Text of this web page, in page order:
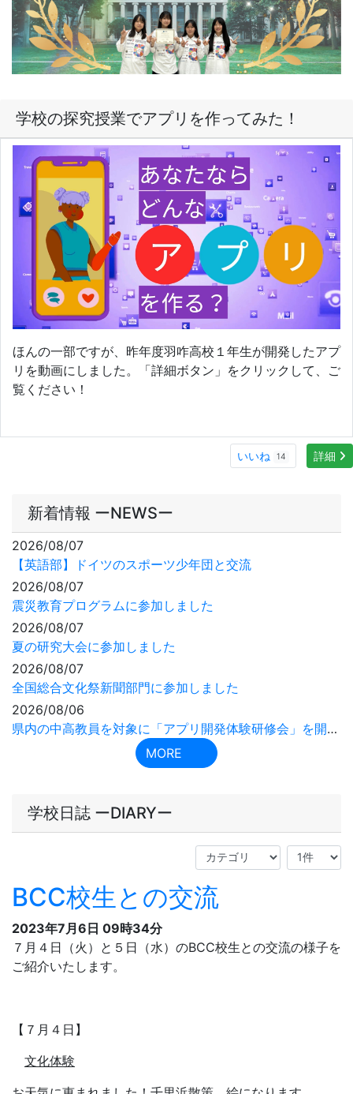
ほんの一部ですが、昨年度羽咋高校１年生が開発したアプ
リを動画にしました。「詳細ボタン」をクリックして、ご
覧ください！
いいね 14 詳細
新着情報 ーNEWSー
2026/08/07
【英語部】ドイツのスポーツ少年団と交流
2026/08/07
震災教育プログラムに参加しました
2026/08/07
2026/08/07
全国総合文化祭新聞部門に参加しました
MORE
学校日誌 ーDIARYー
BCC校生との交流
2023年7月6日09時34分
７月４日（火）と５日（水）のBCC校生との交流の様子を
ご紹介いたします。
文化体験
お天気に恵まれました！千里浜散策、絵になります。
永光寺の住職による講話と座禅体験。